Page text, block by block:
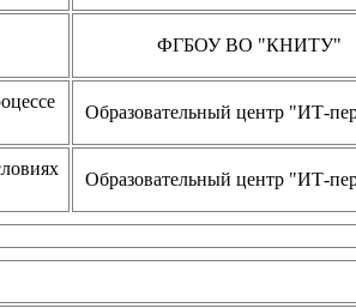
ФГБОУ ВО "КНИТУ"
Образовательный центр "ИТ-
Образовательный центр "ИТ-